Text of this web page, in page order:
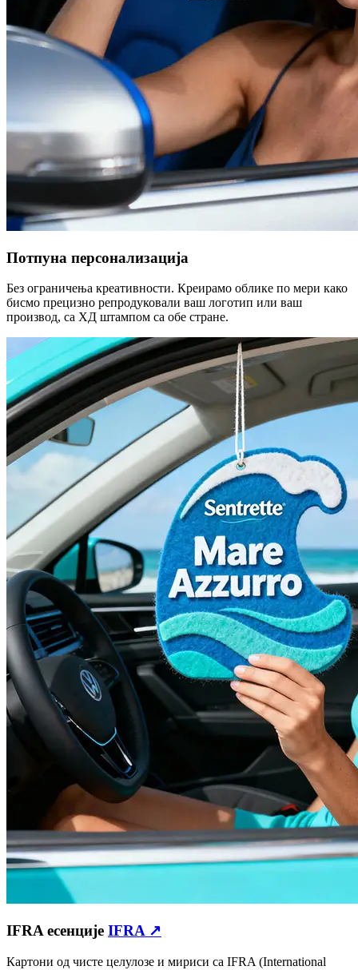
Потпуна персонализација
Без ограничења креативности. Креирамо облике по мери како
бисмо прецизно репродуковали ваш логотип или ваш
производ, са ХД штампом са обе стране.
IFRA есенције IFRA ↗
Картони од чисте целулозе и мириси са IFRA (International